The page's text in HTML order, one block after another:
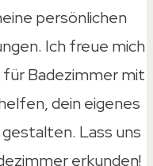
persönlichen
Ich freue mich
Badezimmer mit
dein eigenes
Lass uns
erkunden!